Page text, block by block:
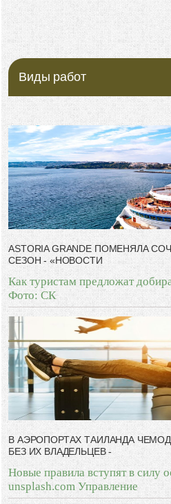
-- Все дело в мыслях. Мысль —
управлять. И поэтому главное дело
-- Идите уверенно по
глупость. Из всех страхов самый
-- Лучшее, что можно сделать с
мимо ушей. Он никогда не бывает
дал.
-- Люблю давать советы и очень
Виды работ
ASTORIA GRANDE ПОМЕНЯЛА
СЕЗОН - «НОВОСТИ
Как туристам предложат
Фото: СК
В АЭРОПОРТАХ ТАИЛАНДА
БЕЗ ИХ ВЛАДЕЛЬЦЕВ -
Новые правила вступят в силу
unsplash.com Управление